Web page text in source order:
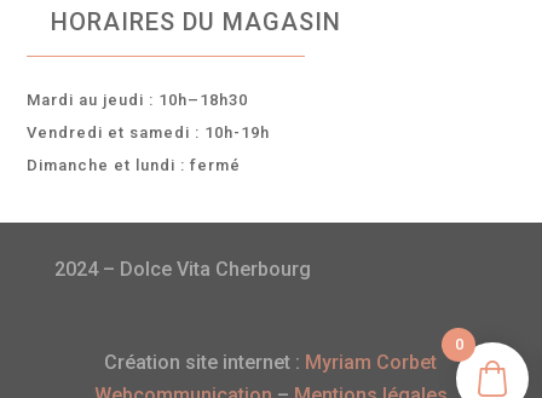
HORAIRES DU MAGASIN
Mardi au jeudi : 10h–18h30
Vendredi et samedi : 10h-19h
Dimanche et lundi : fermé
2024 – Dolce Vita Cherbourg
Création site internet : Myriam Corbet
0